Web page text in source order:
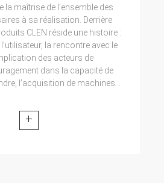
la maîtrise de l’ensemble des
à sa réalisation. Derrière
CLEN réside une histoire :
la rencontre avec le
des acteurs de
dans la capacité de
l’acquisition de machines...
+